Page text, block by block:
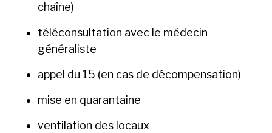
chaîne)
téléconsultation avec le médecin
généraliste
appel du 15 (en cas de décompensation)
mise en quarantaine
ventilation des locaux